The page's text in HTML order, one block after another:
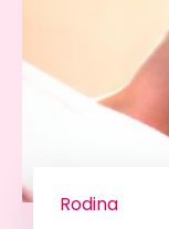
Rodina